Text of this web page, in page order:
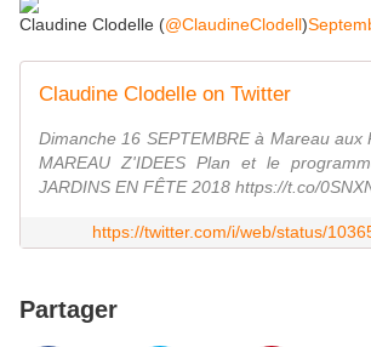
Claudine Clodelle (@ClaudineClodell)
Claudine Clodelle on Twitter
Dimanche 16 SEPTEMBRE à Mareau aux
MAREAU Z'IDEES Plan et le
JARDINS EN FÊTE 2018 https://t.co/
https://twitter.com/i/web/status/
Partager